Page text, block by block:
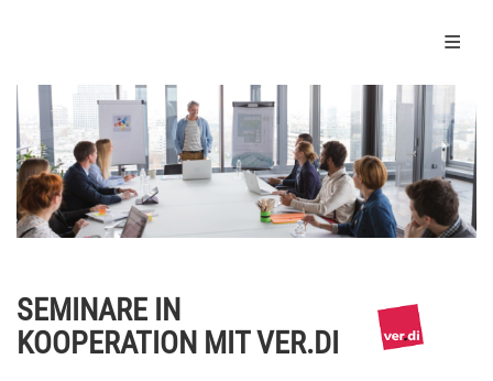
SEMINARE IN
KOOPERATION MIT VER.DI